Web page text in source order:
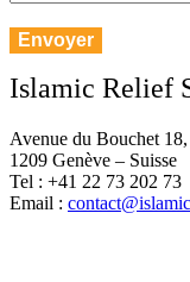
Islamic Relief
Avenue du Bouchet 18,
1209 Genève – Suisse
Tel : +41 22 73 202 73
Email :